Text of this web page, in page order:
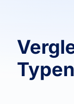
Typen